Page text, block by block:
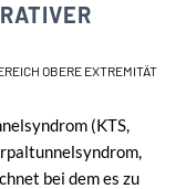
OBERE EXTREMITÄT
(KTS,
bei dem es zu